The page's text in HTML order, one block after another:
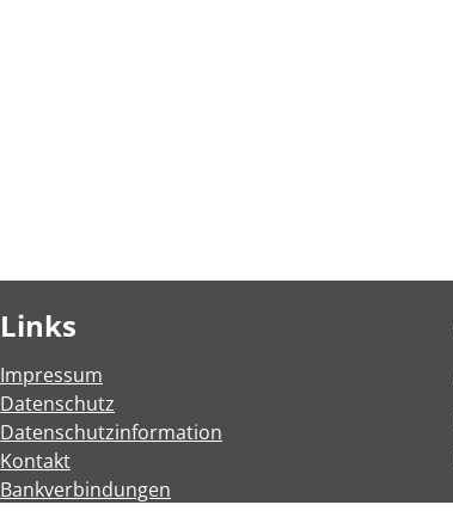
Links
Impressum
Datenschutz
Datenschutzinformation
Kontakt
Bankverbindungen